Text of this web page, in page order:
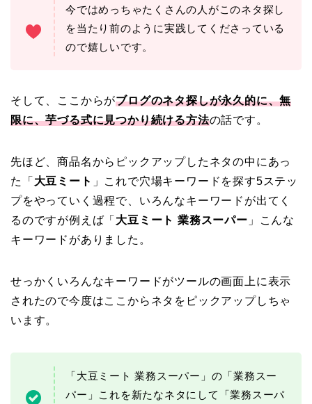
今ではめっちゃたくさんの人がこのネタ探し
を当たり前のように実践してくださっている
ので嬉しいです。
そして、ここからがブログのネタ探しが永久的に、無
限に、芋づる式に見つかり続ける方法の話です。
先ほど、商品名からピックアップしたネタの中にあっ
た「 大豆ミート 」これで穴場キーワードを探す5ステッ
プをやっていく過程で、いろんなキーワードが出てく
るのですが例えば「 大豆ミート 業務スーパー 」こんな
キーワードがありました。
せっかくいろんなキーワードがツールの画面上に表示
されたので今度はここからネタをピックアップしちゃ
います。
「大豆ミート 業務スーパー」の「業務スー
パー」これを新たなネタにして「業務スーパ